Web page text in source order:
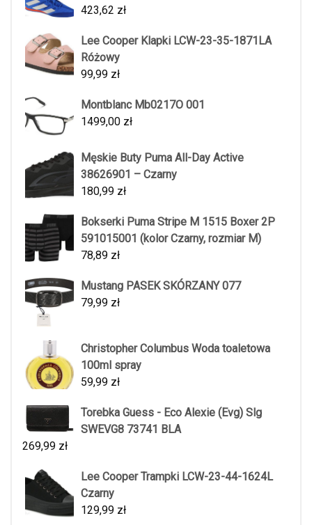
423,62 zł
Lee Cooper Klapki LCW-23-35-1871LA
Różowy
99,99 zł
Montblanc Mb0217O 001
1499,00 zł
Męskie Buty Puma All-Day Active
38626901 – Czarny
180,99 zł
Bokserki Puma Stripe M 1515 Boxer 2P
591015001 (kolor Czarny, rozmiar M)
78,89 zł
Mustang PASEK SKÓRZANY 077
79,99 zł
Christopher Columbus Woda toaletowa
100ml spray
59,99 zł
Torebka Guess - Eco Alexie (Evg) Slg
SWEVG8 73741 BLA
269,99 zł
Lee Cooper Trampki LCW-23-44-1624L
Czarny
129,99 zł